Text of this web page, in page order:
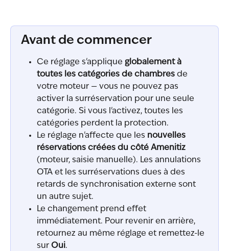
Avant de commencer
Ce réglage s'applique globalement à
toutes les catégories de chambres de
votre moteur — vous ne pouvez pas
activer la surréservation pour une seule
catégorie. Si vous l'activez, toutes les
catégories perdent la protection.
Le réglage n'affecte que les nouvelles
réservations créées du côté Amenitiz
(moteur, saisie manuelle). Les annulations
OTA et les surréservations dues à des
retards de synchronisation externe sont
un autre sujet.
Le changement prend effet
immédiatement. Pour revenir en arrière,
retournez au même réglage et remettez-le
sur Oui.